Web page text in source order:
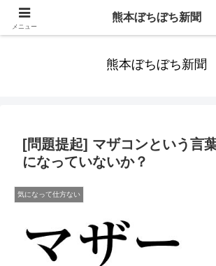
みんなまだ気づかずすごしていたんだわ。ずっとい
熊本ぼちぼち新聞
[問題提起] マザコンという言
になっていないか？
気になって仕方ない
メニュー
熊本ぼちぼち新聞